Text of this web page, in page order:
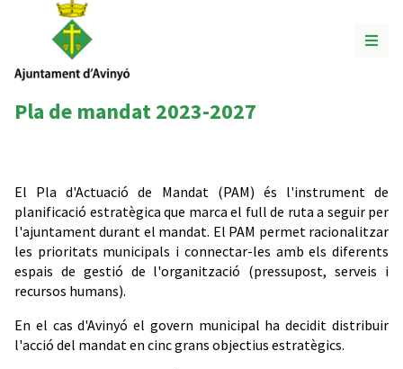
Pla de mandat 2023-2027
El Pla d'Actuació de Mandat (PAM) és l'instrument de
planificació estratègica que marca el full de ruta a seguir per
l'ajuntament durant el mandat. El PAM permet racionalitzar
les prioritats municipals i connectar-les amb els diferents
espais de gestió de l'organització (pressupost, serveis i
recursos humans).
En el cas d'Avinyó el govern municipal ha decidit distribuir
l'acció del mandat en cinc grans objectius estratègics.